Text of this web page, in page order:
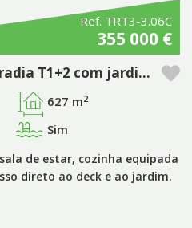
Ref. TRT3-3.06C
355 000 €
*Copropriedade de moradia T1+2 com jardim e deck privados no empreendimento Pestana Tróia Eco Resort & Residences
627 m2
Sim
de estar, cozinha equipada
direto ao deck e ao jardim.